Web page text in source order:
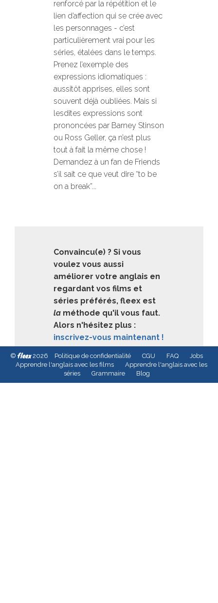
renforcé par la répétition et le
lien d’affection qui se crée avec
les personnages - c’est
particulièrement vrai pour les
séries, étalées dans le temps.
Prenez l’exemple des
expressions idiomatiques :
aussitôt apprises, elles sont
souvent déjà oubliées. Mais si
lesdites expressions sont
prononcées par Barney Stinson
ou Ross Geller, ça n’est plus
tout à fait la même chose !
Demandez à un fan de Friends
s’il sait ce que veut dire “to be
on a break”...
Convaincu(e) ? Si vous
voulez vous aussi
améliorer votre anglais en
regardant vos films et
séries préférés, fleex est
la méthode qu'il vous faut.
Alors n'hésitez plus :
inscrivez-vous maintenant !
© fleex2026 Politique de confidentialité CGU FAQ
Jobs
Apprendre l'anglais avec les films
Apprendre l'anglais avec les
séries
Grammaire Blog